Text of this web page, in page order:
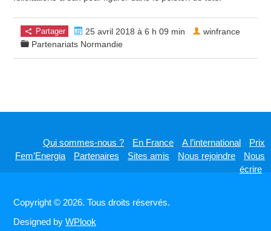
Partager
25 avril 2018 à 6 h 09 min
Partenariats Normandie
winfrance
Qui sommes-nous ? En France A l’international
Prix
Fem’Energia
Partenaires Sites amis Nous rejoindre
Nous
écrire
Copyright © 2026. Tous droits réservés.
Designed byWPlook